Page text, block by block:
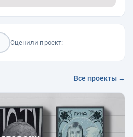
Оценили проект:
Все проекты →